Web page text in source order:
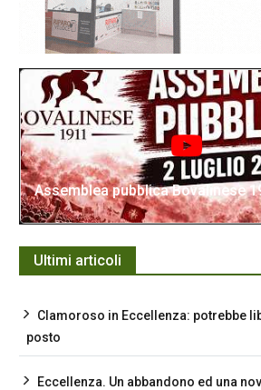
Assemblea pubblica Bovalinese
Ultimi articoli
Clamoroso in Eccellenza: potrebbe
posto
Eccellenza. Un abbandono ed una